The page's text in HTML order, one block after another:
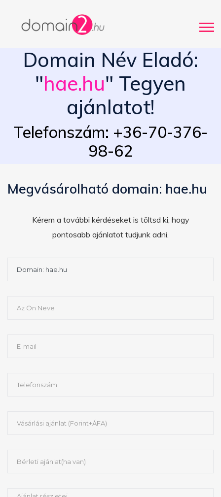
Domain Név Eladó:
"hae.hu" Tegyen
ajánlatot!
Telefonszám: +36-70-376-
98-62
Megvásárolható domain: hae.hu
Kérem a további kérdéseket is töltsd ki, hogy
pontosabb ajánlatot tudjunk adni.